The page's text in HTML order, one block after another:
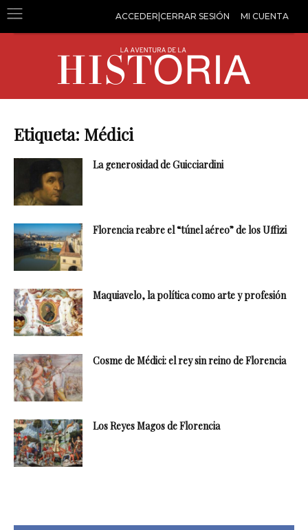
ACCEDER|CERRAR SESIÓN MI CUENTA
Etiqueta: Médici
La generosidad de Guicciardini
Florencia reabre el “túnel aéreo” de los Uffizi
Maquiavelo, la política como arte y profesión
Cosme de Médici: el rey sin reino de Florencia
Los Reyes Magos de Florencia